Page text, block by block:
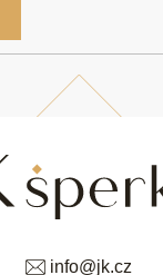
info@jk.cz